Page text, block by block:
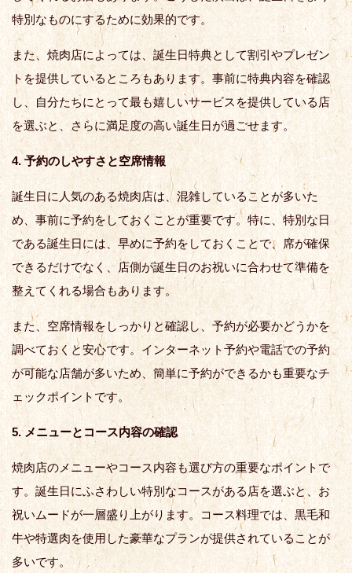
特別なものにするために効果的です。
また、焼肉店によっては、誕生日特典として割引やプレゼン
トを提供しているところもあります。事前に特典内容を確認
し、自分たちにとって最も嬉しいサービスを提供している店
を選ぶと、さらに満足度の高い誕生日が過ごせます。
4. 予約のしやすさと空席情報
誕生日に人気のある焼肉店は、混雑していることが多いた
め、事前に予約をしておくことが重要です。特に、特別な日
である誕生日には、早めに予約をしておくことで、席が確保
できるだけでなく、店側が誕生日のお祝いに合わせて準備を
整えてくれる場合もあります。
また、空席情報をしっかりと確認し、予約が必要かどうかを
調べておくと安心です。インターネット予約や電話での予約
が可能な店舗が多いため、簡単に予約ができるかも重要なチ
ェックポイントです。
5. メニューとコース内容の確認
焼肉店のメニューやコース内容も選び方の重要なポイントで
す。誕生日にふさわしい特別なコースがある店を選ぶと、お
祝いムードが一層盛り上がります。コース料理では、黒毛和
牛や特選肉を使用した豪華なプランが提供されていることが
多いです。